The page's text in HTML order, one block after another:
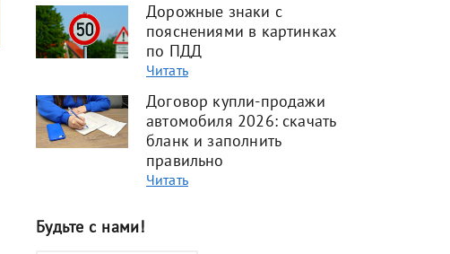
Дорожные знаки с
пояснениями в картинках
по ПДД
Читать
Договор купли-продажи
автомобиля 2026: скачать
бланк и заполнить
правильно
Читать
Будьте с нами!